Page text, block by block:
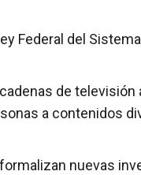
Federal del
de televisión
a contenidos
nuevas